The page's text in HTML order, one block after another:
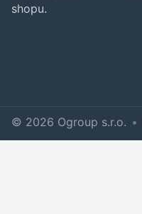
shopu.
© 2026 Ogroup s.r.o. •